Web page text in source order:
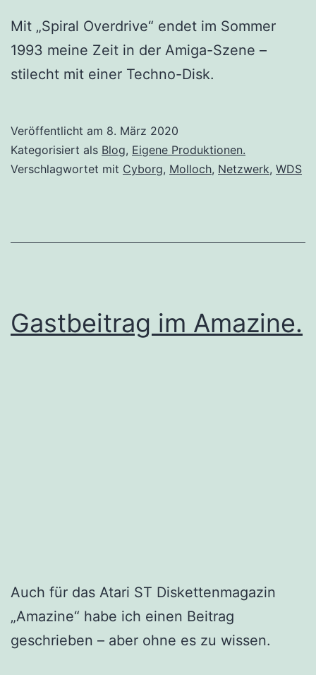
Mit „Spiral Overdrive“ endet im Sommer
1993 meine Zeit in der Amiga-Szene –
stilecht mit einer Techno-Disk.
Veröffentlicht am 8. März 2020
Kategorisiert als Blog, Eigene Produktionen.
Verschlagwortet mit Cyborg, Molloch, Netzwerk, WDS
Gastbeitrag im Amazine.
Auch für das Atari ST Diskettenmagazin
„Amazine“ habe ich einen Beitrag
geschrieben – aber ohne es zu wissen.